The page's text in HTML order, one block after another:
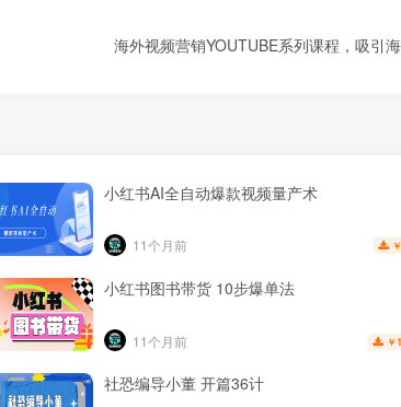
海外视频营销YOUTUBE系列课程，吸引
小红书AI全自动爆款视频量产术
11个月前 ￥
小红书图书带货 10步爆单法
11个月前 ￥
社恐编导小董 开篇36计